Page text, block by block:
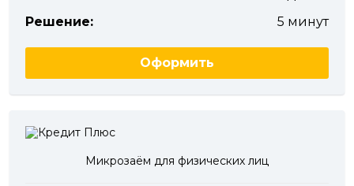
Решение:
5 минут
Оформить
Микрозаём для физических лиц